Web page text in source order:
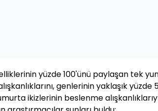
yüzde 100'ünü paylaşan tek
genlerinin yaklaşık yüzde
ikizlerinin beslenme